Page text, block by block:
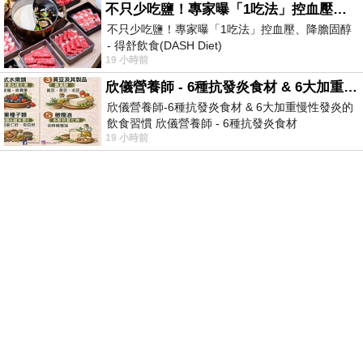
不只少吃鹽！專家曝「1吃法」控血壓、降膽固醇 - 得舒飲食(DASH Diet)
不只少吃鹽！專家曝「1吃法」控血壓、降膽固醇
- 得舒飲食(DASH Diet)
https://www.facebook.com/dietitiansophia/
posts/157966
19 小時前
欣儀營養師 - 6種抗發炎食材 & 6大加重慢性發炎的飲食習慣
欣儀營養師-6種抗發炎食材 & 6大加重慢性發炎的
飲食習慣 欣儀營養師 - 6種抗發炎食材
https://www.facebook.com/photo/?fbid=147
19 小時前